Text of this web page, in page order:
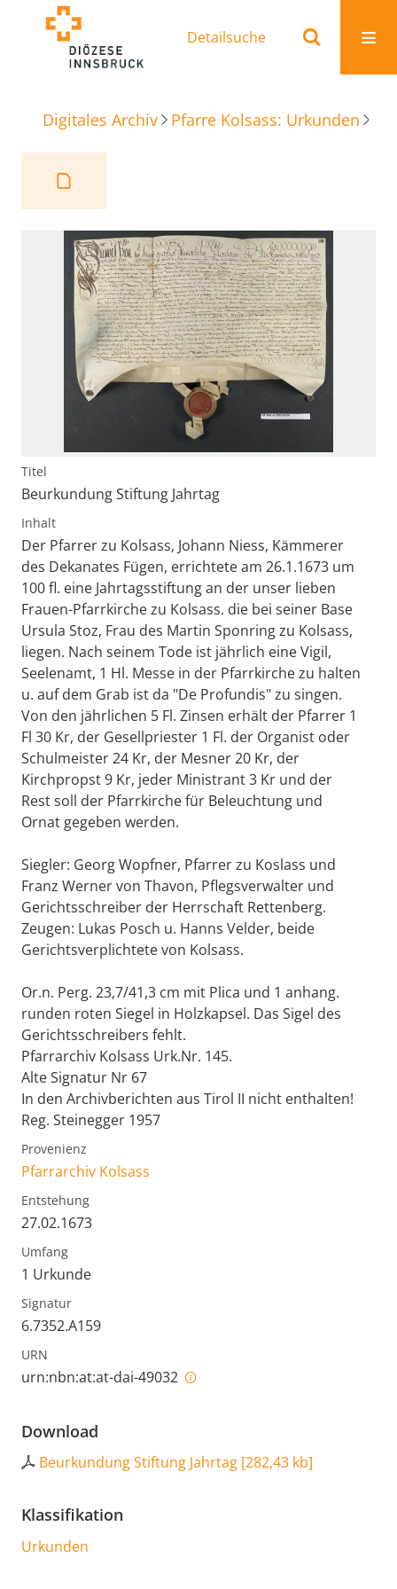
Detailsuche
Digitales Archiv Pfarre Kolsass: Urkunden
Titel
Beurkundung Stiftung Jahrtag
Inhalt
Der Pfarrer zu Kolsass, Johann Niess, Kämmerer
des Dekanates Fügen, errichtete am 26.1.1673 um
100 fl. eine Jahrtagsstiftung an der unser lieben
Frauen-Pfarrkirche zu Kolsass. die bei seiner Base
Ursula Stoz, Frau des Martin Sponring zu Kolsass,
liegen. Nach seinem Tode ist jährlich eine Vigil,
Seelenamt, 1 Hl. Messe in der Pfarrkirche zu halten
u. auf dem Grab ist da "De Profundis" zu singen.
Von den jährlichen 5 Fl. Zinsen erhält der Pfarrer 1
Fl 30 Kr, der Gesellpriester 1 Fl. der Organist oder
Schulmeister 24 Kr, der Mesner 20 Kr, der
Kirchpropst 9 Kr, jeder Ministrant 3 Kr und der
Rest soll der Pfarrkirche für Beleuchtung und
Ornat gegeben werden.
Siegler: Georg Wopfner, Pfarrer zu Koslass und
Franz Werner von Thavon, Pflegsverwalter und
Gerichtsschreiber der Herrschaft Rettenberg.
Zeugen: Lukas Posch u. Hanns Velder, beide
Gerichtsverplichtete von Kolsass.
Or.n. Perg. 23,7/41,3 cm mit Plica und 1 anhang.
runden roten Siegel in Holzkapsel. Das Sigel des
Gerichtsschreibers fehlt.
Pfarrarchiv Kolsass Urk.Nr. 145.
Alte Signatur Nr 67
In den Archivberichten aus Tirol II nicht enthalten!
Reg. Steinegger 1957
Provenienz
Pfarrarchiv Kolsass
Entstehung
27.02.1673
Umfang
1 Urkunde
Signatur
6.7352.A159
URN
urn:nbn:at:at-dai-49032
Download
Beurkundung Stiftung Jahrtag [282,43 kb]
Klassifikation
Urkunden